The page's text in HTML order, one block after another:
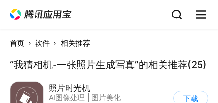
首页 软件 相关推荐
“我猜相机-一张照片生成写真”的相关推荐(25)
照片时光机
AI图像处理
图片美化
下载